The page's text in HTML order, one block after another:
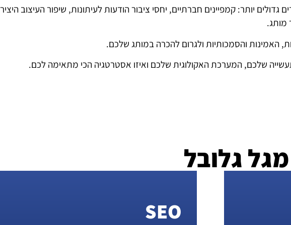
יותר: קמפיינים חברתיים, יחסי ציבור הודעות לעיתונות, שיפור העיצוב
מותג.
האמינות והסמכותיות ולגרום להכרה במותג שלכם.
שלכם, המערכת האקולוגית שלכם ואיזו אסטרטגיה הכי מתאימה לכם.
גלובל
SEO